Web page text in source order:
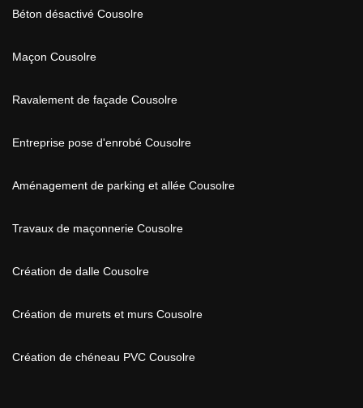
Béton désactivé Cousolre
Maçon Cousolre
Ravalement de façade Cousolre
Entreprise pose d'enrobé Cousolre
Aménagement de parking et allée Cousolre
Travaux de maçonnerie Cousolre
Création de dalle Cousolre
Création de murets et murs Cousolre
Création de chéneau PVC Cousolre